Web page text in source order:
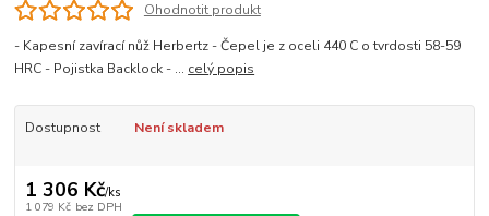
Ohodnotit produkt
- Kapesní zavírací nůž Herbertz - Čepel je z oceli 440 C o tvrdosti 58-59
HRC - Pojistka Backlock - ... celý popis
Dostupnost Není skladem
1 306 Kč/ks
1 079 Kč bez DPH